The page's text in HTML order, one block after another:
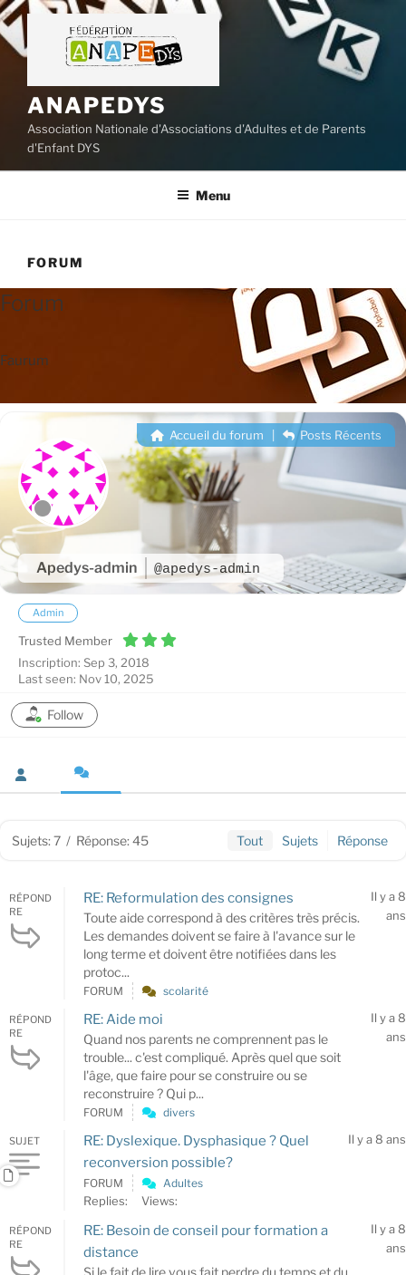
Aller
au
contenu
ANAPEDYS
Association Nationale d'Associations d'Adultes et de Parents
d'Enfant DYS
Menu
FORUM
Forum
Faurum
Apedys-admin @apedys-admin
Accueil du forum Posts Récents
Admin
Trusted Member
Inscription: Sep 3, 2018
Last seen: Nov 10, 2025
Follow
Sujets: 7 / Réponse: 45 Tout Sujets Réponse
RÉPOND
RE
RE: Reformulation des consignes
Toute aide correspond à des critères très précis.
Les demandes doivent se faire à l'avance sur le
long terme et doivent être notifiées dans les
protoc...
Il y a 8
ans
FORUM scolarité
RÉPOND
RE
RE: Aide moi
Quand nos parents ne comprennent pas le
trouble... c'est compliqué. Après quel que soit
l'âge, que faire pour se construire ou se
reconstruire ? Qui p...
Il y a 8
ans
FORUM divers
SUJET
RE: Dyslexique. Dysphasique ? Quel
reconversion possible?
Il y a 8 ans
FORUM Adultes
Replies: Views:
RÉPOND
RE
RE: Besoin de conseil pour formation a
distance
Si le fait de lire vous fait perdre du temps et du
Il y a 8
ans